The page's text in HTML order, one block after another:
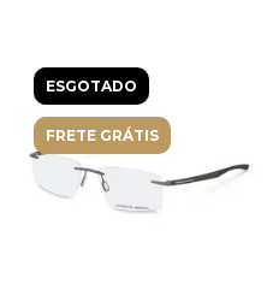
ESGOTADO
FRETE GRÁTIS